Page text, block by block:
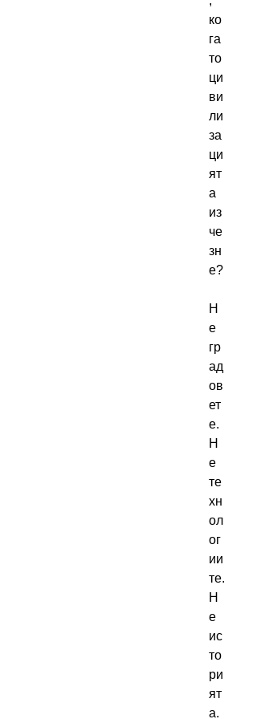
ко
га
то
ци
ви
ли
за
ци
ят
а
из
че
зн
е?
Н
е
гр
ад
ов
ет
е.
Н
е
те
хн
ол
ог
ии
те.
Н
е
ис
то
ри
ят
а.